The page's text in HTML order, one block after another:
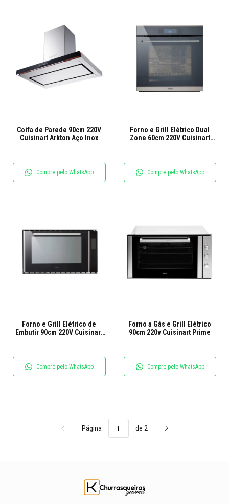
Coifa de Parede 90cm 220V
Cuisinart Arkton Aço Inox
Compre pelo WhatsApp
Forno e Grill Elétrico Dual
Zone 60cm 220V Cuisinart
Compre pelo WhatsApp
Forno e Grill Elétrico de
Embutir 90cm 220V Cuisinart
Compre pelo WhatsApp
Forno a Gás e Grill Elétrico
90cm 220v Cuisinart Prime
Compre pelo WhatsApp
Página de 2